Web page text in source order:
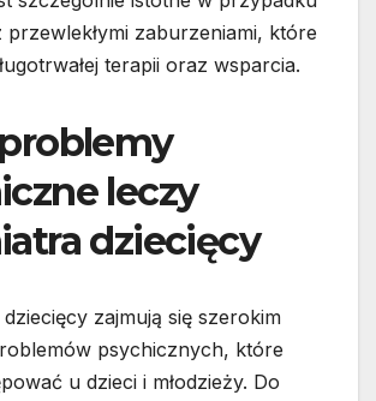
przewlekłymi zaburzeniami, które
terapii oraz wsparcia.
leczy
dziecięcy
zajmują się szerokim
psychicznych, które
u dzieci i młodzieży. Do